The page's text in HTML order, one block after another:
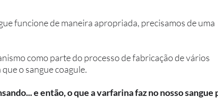
funcione de maneira apropriada, precisamos de uma
como parte do processo de fabricação de vários
o sangue coagule.
e então, o que a varfarina faz no nosso sangue